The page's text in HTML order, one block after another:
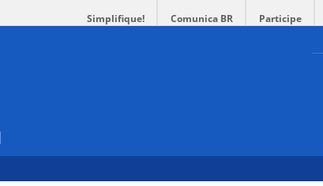
Simplifique! Comunica BR Participe